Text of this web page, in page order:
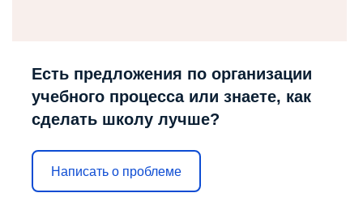
Есть предложения по организации
учебного процесса или знаете, как
сделать школу лучше?
Написать о проблеме